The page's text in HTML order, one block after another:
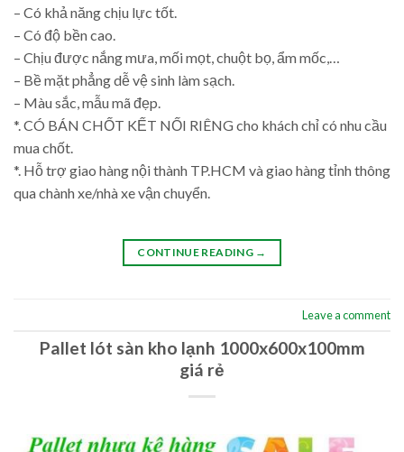
– Có khả năng chịu lực tốt.
– Có độ bền cao.
– Chịu được nắng mưa, mối mọt, chuột bọ, ẩm mốc,…
– Bề mặt phẳng dễ vệ sinh làm sạch.
– Màu sắc, mẫu mã đẹp.
*. CÓ BÁN CHỐT KẾT NỐI RIÊNG cho khách chỉ có nhu cầu
mua chốt.
*. Hỗ trợ giao hàng nội thành TP.HCM và giao hàng tỉnh thông
qua chành xe/nhà xe vận chuyển.
CONTINUE READING →
Leave a comment
Pallet lót sàn kho lạnh 1000x600x100mm
giá rẻ